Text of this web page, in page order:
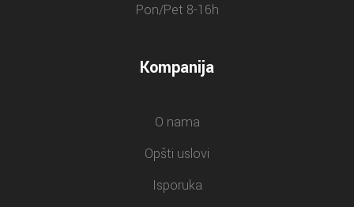
Pon/Pet 8-16h
Kompanija
O nama
Opšti uslovi
Isporuka